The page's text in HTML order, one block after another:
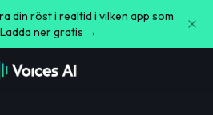
din röst i realtid i vilken app som
ner gratis →